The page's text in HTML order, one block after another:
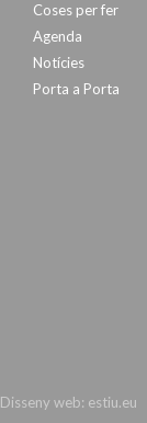
Coses per fer
Agenda
Notícies
Porta a Porta
Disseny web: estiu.eu